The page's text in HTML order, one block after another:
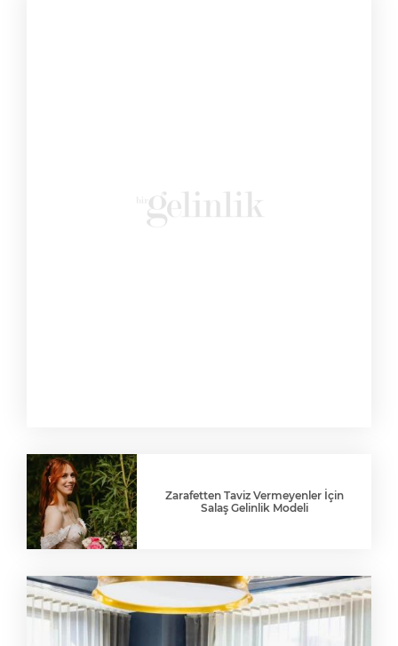
Zarafetten Taviz Vermeyenler İçin
Salaş Gelinlik Modeli